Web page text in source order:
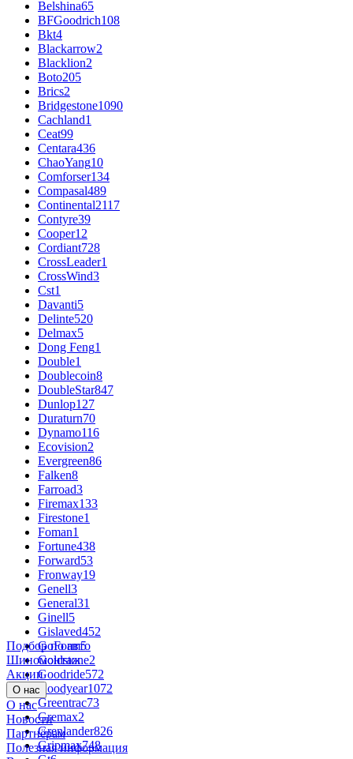
Belshina65
BFGoodrich108
Bkt4
Blackarrow2
Blacklion2
Boto205
Brics2
Bridgestone1090
Cachland1
Ceat99
Centara436
ChaoYang10
Comforser134
Compasal489
Continental2117
Contyre39
Cooper12
Cordiant728
CrossLeader1
CrossWind3
Cst1
Davanti5
Delinte520
Delmax5
Dong Feng1
Double1
Doublecoin8
DoubleStar847
Dunlop127
Duraturn70
Dynamo116
Ecovision2
Evergreen86
Falken8
Farroad3
Firemax133
Firestone1
Foman1
Fortune438
Forward53
Fronway19
Genell3
General31
Ginell5
Gislaved452
GoForm5
Goldstone2
Goodride572
Goodyear1072
Greentrac73
Gremax2
Grenlander826
Gripmax748
Подбор по авто
Шиномонтаж
Акции
О нас
О нас
Новости
Партнёрам
Полезная информация